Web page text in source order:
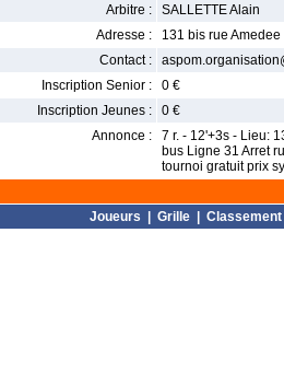
Arbitre :
SALLETTE Alain
Adresse :
131 bis rue
Contact :
Inscription Senior :
0 €
Inscription Jeunes :
0 €
Annonce :
7 r. - 12'+3s - Lieu:
bus Ligne 31 Arret
tournoi gratuit prix
Joueurs Grille Classement